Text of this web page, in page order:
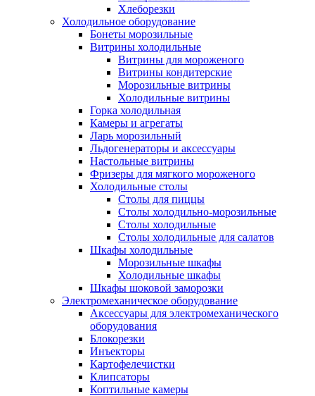
Хлеборезки
Холодильное оборудование
Бонеты морозильные
Витрины холодильные
Витрины для мороженого
Витрины кондитерские
Морозильные витрины
Холодильные витрины
Горка холодильная
Камеры и агрегаты
Ларь морозильный
Льдогенераторы и аксессуары
Настольные витрины
Фризеры для мягкого мороженого
Холодильные столы
Столы для пиццы
Столы холодильно-морозильные
Столы холодильные
Столы холодильные для салатов
Шкафы холодильные
Mорозильные шкафы
Холодильные шкафы
Шкафы шоковой заморозки
Электромеханическое оборудование
Аксессуары для электромеханического
оборудования
Блокорезки
Инъекторы
Картофелечистки
Клипсаторы
Коптильные камеры